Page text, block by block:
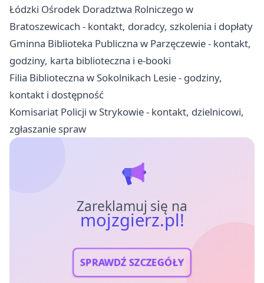
Łódzki Ośrodek Doradztwa Rolniczego w
Bratoszewicach - kontakt, doradcy, szkolenia i dopłaty
Gminna Biblioteka Publiczna w Parzęczewie - kontakt,
godziny, karta biblioteczna i e-booki
Filia Biblioteczna w Sokolnikach Lesie - godziny,
kontakt i dostępność
Komisariat Policji w Strykowie - kontakt, dzielnicowi,
zgłaszanie spraw
Zareklamuj się na
mojzgierz.pl!
SPRAWDŹ SZCZEGÓŁY